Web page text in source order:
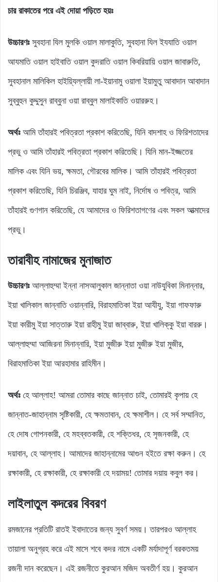
চার রাকাতের পরে এই দোয়া পড়িতে হয়ঃ
উচ্চারণঃ সুবহানা যিল মুলকি ওয়াল মালাকুতি, সুবহানা ‍যিল ইযযাতি ওয়াল
আযমাতি ওয়াল হাইবাতি ওয়াল কুদরাতি ওয়াল কিবরিয়ায়ি ওয়াল জাবারুতি,
সুবহানাল মালিকিল হাইয়্যিল্লায়ী লা-ইয়ানামু ওয়ালা ইয়ামুতু আবাদান আবাদান
সুব্বুহুন কুদ্দুসুন রাব্বুনা ওয়া রাব্বুল মালাইকাতি ওয়াররুহ।
অর্থঃ আমি তাঁহারই পবিত্রতা প্রকাশ করিতেছি, যিনি বাদশাহ ও ফিরিশতাদের
প্রভু ও আমি তাঁহারই পবিত্রতা প্রকাশ করিতেছি। যিনি মান-ইজ্জতের
মালিক এবং যিনি ভয়, ক্ষমতা, গৌরবের মালিক। আমি তাঁহারই পবিত্রতা
প্রকাশ করিতেছি, যিনি চিরঞ্জিব, যাহার ঘুম নাই, নির্দোষ ও পবিত্র, আমি
তাঁহারই গুণগান করিতেছি, যে আমাদের ও ফিরিশতাগণের এবং সকল আত্মাদের
প্রভু।
তারাবীহ নামাজের মুনাজাত
উচ্চারণঃ আল্লাহুম্মা ইন্না নাসআলুকাল জান্নাতা ওয়া নাউযুবিকা মিনান্নার,
ইয়া খালিকাল জান্নাতি ওয়ান্নারি, বিরাহমাতিকা ইয়া আযীযু, ইয়া গাফফারু
ইয়া কারীমু ইয়া সাত্তারু ইয়া রাহীমু ইয়া জাব্বারু, ইয়া খালিক্কু ইয়া বাররু।
আল্লাহুম্মা আজিরনা মিনান্নারি, ইয়া মুজীরু ইয়া মুজীরু ইয়া মুজীর,
বিরাহমাতিকা ইয়া আরহামার রাহিমীন।
অর্থঃ হে আল্লাহ! আমরা তোমার কাছে জান্নাত চাই, তোমারই কৃপায় হে
জান্নাত-জাহান্নাম সৃষ্টিকারী, হে ক্ষমতাবান, হে ক্ষমাশীল। হে সর্ব সম্মানিত,
হে দোষ গোপনকারী, হে মহব্বতকারী, হে শক্তিধর, হে সৃজনকারী, হে
দয়াবান, হে আল্লাহ। আমাদের জাহান্নামের আগুন হইতে রক্ষা করুন। হে
রক্ষাকারী, হে রক্ষাকারী, হে রক্ষাকারী হে দয়াময়! তোমার দয়ায় কবুল কর।
লাইলাতুল কদরের বিবরণ
রমজানের প্রতিটি রাতই ইবাদাতের জন্য সুবর্ণ সময়। তারপরও আল্লাহ
তায়ালা অনুগ্রহ করে এই মাসে শবে কদর নামে একটি মর্যাদাপূর্ণ বরকতময়
রজনী দান করেছেন। এই রজনীতে কুরআন মজিদ অবতীর্ণ হয়। কুরআন